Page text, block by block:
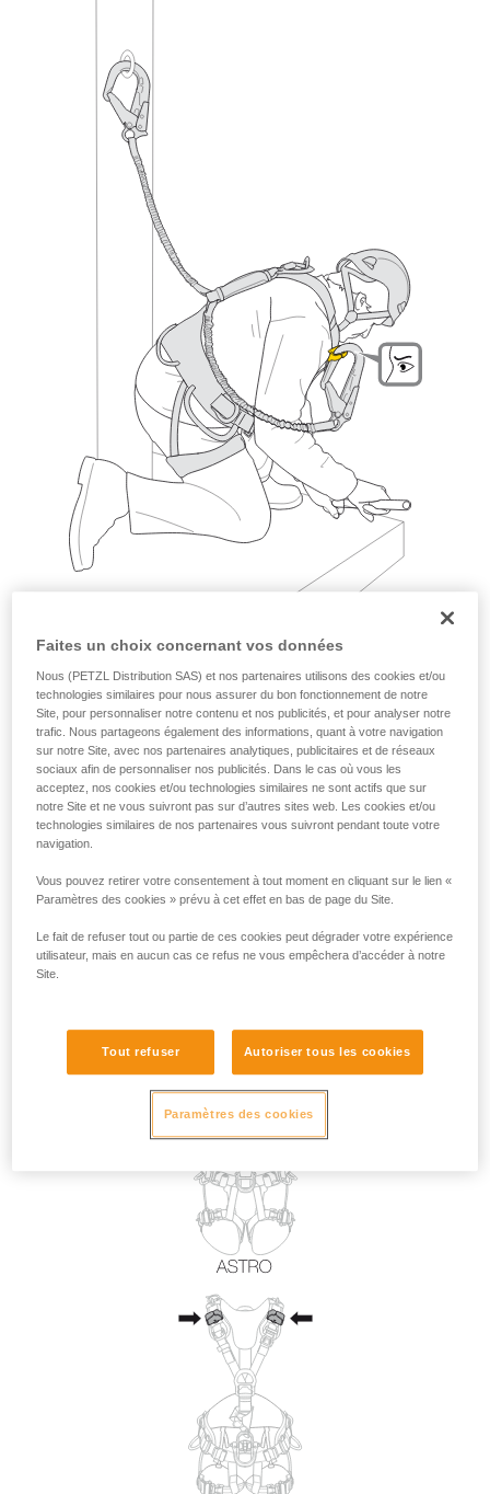
Exemples :
Faites un choix concernant vos données
Nous (PETZL Distribution SAS) et nos partenaires utilisons des cookies et/ou
technologies similaires pour nous assurer du bon fonctionnement de notre
Site, pour personnaliser notre contenu et nos publicités, et pour analyser notre
trafic. Nous partageons également des informations, quant à votre navigation
sur notre Site, avec nos partenaires analytiques, publicitaires et de réseaux
sociaux afin de personnaliser nos publicités. Dans le cas où vous les
acceptez, nos cookies et/ou technologies similaires ne sont actifs que sur
notre Site et ne vous suivront pas sur d’autres sites web. Les cookies et/ou
technologies similaires de nos partenaires vous suivront pendant toute votre
navigation.
Vous pouvez retirer votre consentement à tout moment en cliquant sur le lien «
Paramètres des cookies » prévu à cet effet en bas de page du Site.
Le fait de refuser tout ou partie de ces cookies peut dégrader votre expérience
utilisateur, mais en aucun cas ce refus ne vous empêchera d’accéder à notre
Site.
Tout refuser Autoriser tous les cookies
Paramètres des cookies